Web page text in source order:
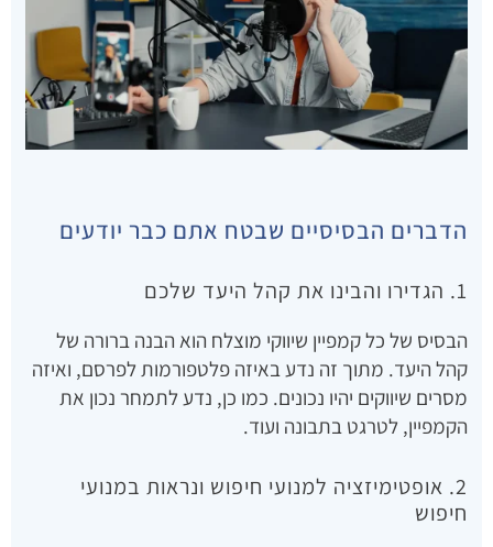
הדברים הבסיסיים שבטח אתם כבר יודעים
1. הגדירו והבינו את קהל היעד שלכם
הבסיס של כל קמפיין שיווקי מוצלח הוא הבנה ברורה של
קהל היעד. מתוך זה נדע באיזה פלטפורמות לפרסם, ואיזה
מסרים שיווקים יהיו נכונים. כמו כן, נדע לתמחר נכון את
הקמפיין, לטרגט בתבונה ועוד.
2. אופטימיזציה למנועי חיפוש ונראות במנועי
חיפוש